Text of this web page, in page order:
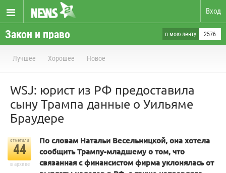
Вход
Закон и право в мою ленту 2576
Лучшее Хорошее Новое
WSJ: юрист из РФ предоставила
сыну Трампа данные о Уильяме
Браудере
отметили
44
в архиве
По словам Натальи Весельницкой, она хотела
сообщить Трампу-младшему о том, что
связанная с финансистом фирма уклонялась от